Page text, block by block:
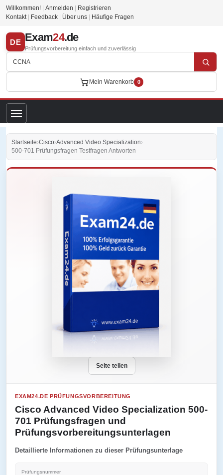
Willkommen! Anmelden
Registrieren
Kontakt
Feedback Über uns Häufige Fragen
DE Exam24.de
Prüfungsvorbereitung einfach und zuverlässig
Mein Warenkorb 0
Startseite›Cisco›Advanced Video Specialization›
500-701 Prüfungsfragen Testfragen Antworten
Seite teilen
EXAM24.DE PRÜFUNGSVORBEREITUNG
Cisco Advanced Video Specialization 500-
701 Prüfungsfragen und
Prüfungsvorbereitungsunterlagen
Detaillierte Informationen zu dieser Prüfungsunterlage
Prüfungsnummer